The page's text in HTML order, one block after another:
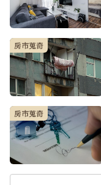
房市蒐奇
房市蒐奇